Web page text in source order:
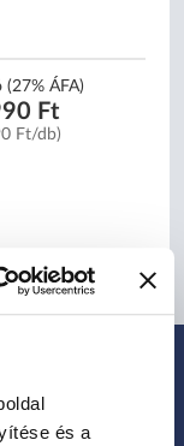
és a
(27% ÁFA)
Ft
Ft/db)
és eladások